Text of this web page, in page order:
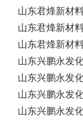
山东君烽新材
山东君烽新材
山东君烽新材
山东兴鹏永发
山东兴鹏永发
山东兴鹏永发
山东兴鹏永发